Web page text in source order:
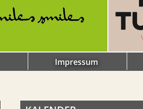
Impressum